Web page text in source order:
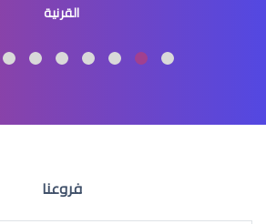
القرنية
فروعنا